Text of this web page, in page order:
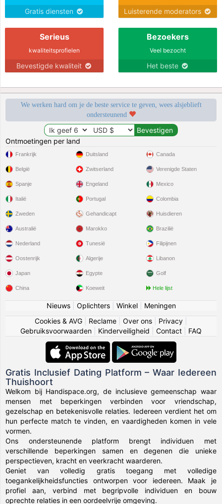
Gratis diensten Luisterende moderators
Serieus
kwaliteitsprofielen
Bevestigde kwaliteit
Bezoekers
Veel bezocht
Het beste
We werken hard om je de beste service te geven, wees alsjeblieft
ondersteunend
Ontmoetingen per land
Frankrijk
België
Spanje
Italië
Zweden
Duitsland
Zwitserland
Engeland
Portugal
Gehandicapt
Canada
Verenigde Staten
Mexico
Colombia
Huisdieren
Australië
Nederland
Oostenrijk
Japan
China
Marokko
Tunesië
Algerije
Egypte
Koeweit
Brazilië
Filipijnen
Libanon
Golf
Hele lijst
Nieuws| Oplichters| Winkel| Meningen
Cookies & AVG
Reclame Over ons Privacy
Gebruiksvoorwaarden
Kinderveiligheid Contact FAQ
Gratis Inclusief Dating Platform – Waar Iedereen
Thuishoort
Welkom bij Handispace.org, de inclusieve gemeenschap waar
mensen met beperkingen verbinden voor vriendschap,
gezelschap en betekenisvolle relaties. Iedereen verdient het om
hun perfecte match te vinden, en vaardigheden komen in vele
vormen.
Ons ondersteunende platform brengt individuen met
verschillende beperkingen samen en degenen die unieke
perspectieven, kracht en veerkracht waarderen.
Geniet van volledig gratis toegang met volledige
toegankelijkheidsfuncties ontworpen voor iedereen. Maak je
profiel aan, verbind met begripvolle individuen en bouw
oprechte relaties in een oordeelvrije omgeving.